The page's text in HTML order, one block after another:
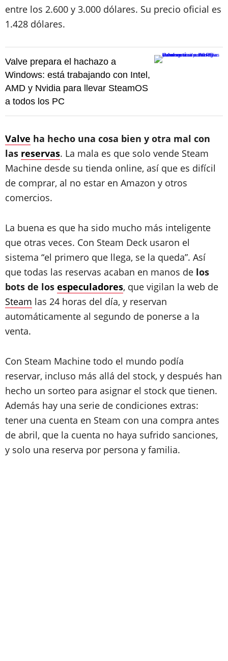
entre los 2.600 y 3.000 dólares. Su precio oficial es
1.428 dólares.
Valve prepara el hachazo a
Windows: está trabajando con Intel,
AMD y Nvidia para llevar SteamOS
a todos los PC
Valve ha hecho una cosa bien y otra mal con
las reservas. La mala es que solo vende Steam
Machine desde su tienda online, así que es difícil
de comprar, al no estar en Amazon y otros
comercios.
La buena es que ha sido mucho más inteligente
que otras veces. Con Steam Deck usaron el
sistema “el primero que llega, se la queda”. Así
que todas las reservas acaban en manos de los
bots de los especuladores, que vigilan la web de
Steam las 24 horas del día, y reservan
automáticamente al segundo de ponerse a la
venta.
Con Steam Machine todo el mundo podía
reservar, incluso más allá del stock, y después han
hecho un sorteo para asignar el stock que tienen.
Además hay una serie de condiciones extras:
tener una cuenta en Steam con una compra antes
de abril, que la cuenta no haya sufrido sanciones,
y solo una reserva por persona y familia.